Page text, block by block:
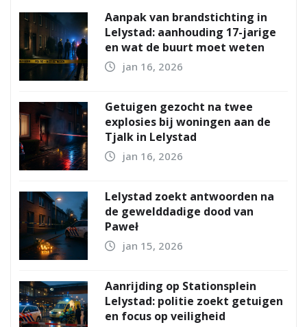
Aanpak van brandstichting in
Lelystad: aanhouding 17-jarige
en wat de buurt moet weten
jan 16, 2026
Getuigen gezocht na twee
explosies bij woningen aan de
Tjalk in Lelystad
jan 16, 2026
Lelystad zoekt antwoorden na
de gewelddadige dood van
Paweł
jan 15, 2026
Aanrijding op Stationsplein
Lelystad: politie zoekt getuigen
en focus op veiligheid